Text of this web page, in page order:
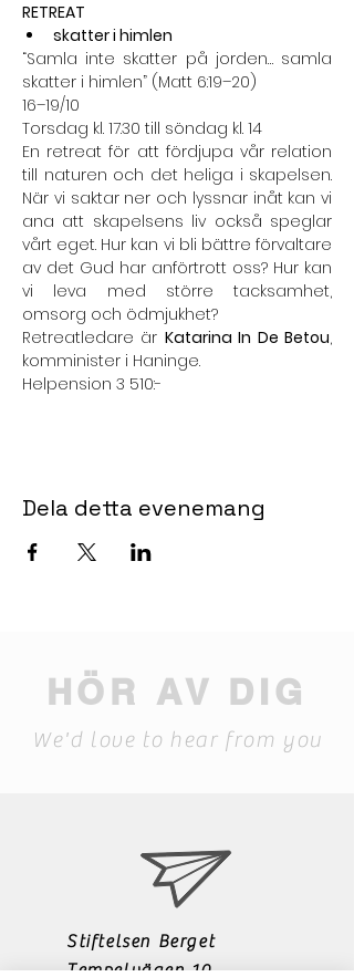
RETREAT
skatter i himlen
“Samla inte skatter på jorden… samla
skatter i himlen” (Matt 6:19–20)
16–19/10
Torsdag kl. 17.30 till söndag kl. 14
En retreat för att fördjupa vår relation
till naturen och det heliga i skapelsen.
När vi saktar ner och lyssnar inåt kan vi
ana att skapelsens liv också speglar
vårt eget. Hur kan vi bli bättre förvaltare
av det Gud har anförtrott oss? Hur kan
vi leva med större tacksamhet,
omsorg och ödmjukhet?
Retreatledare är Katarina In De Betou,
komminister i Haninge.
Helpension 3 510:-
Dela detta evenemang
HÖR AV DIG
We'd love to hear from you
Stiftelsen Berget
Tempelvägen 10